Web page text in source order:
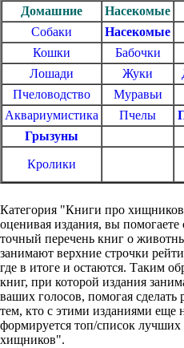
Домашние Насекомые
Собаки
Насекомые
Кошки
Бабочки
Лошади
Жуки
Пчеловодство
Муравьи
Аквариумистика
Пчелы
Грызуны
Кролики
Категория "Книги про
оценивая издания, вы
точный перечень книг о
занимают верхние строчки
где в итоге и остаются. Таким
книг, при которой издания
ваших голосов, помогая
тем, кто с этими изданиями еще
формируется топ/список
хищников".